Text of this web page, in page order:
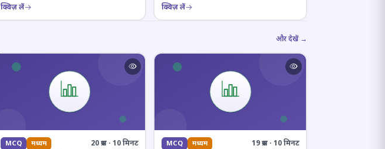
क्विज़ लें क्विज़ लें
और देखें →
MCQ मध्यम 20 प्रश्न · 10 मिनट MCQ मध्यम 19 प्रश्न · 10 मिनट